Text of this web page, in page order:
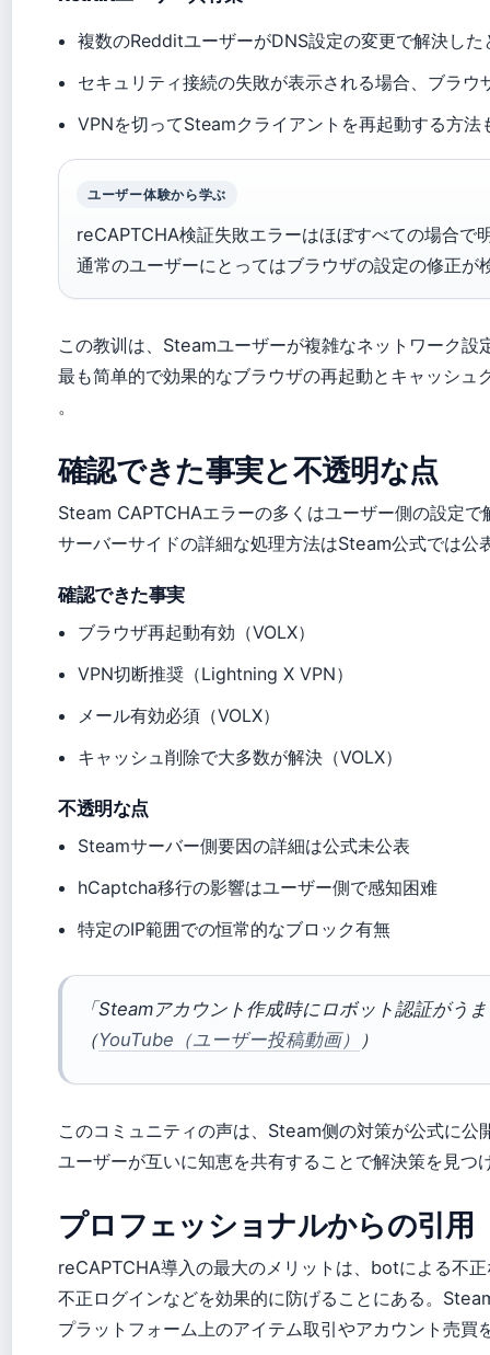
複数のRedditユーザーがDNS設定の変更で解決した
セキュリティ接続の失敗が表示される場合、ブラ
VPNを切ってSteamクライアントを再起動する方法
ユーザー体験から学ぶ
reCAPTCHA検証失敗エラーはほぼすべての場合で
通常のユーザーにとってはブラウザの設定の修正が
この教训は、Steamユーザーが複雑なネットワーク設
最も简单的で効果的なブラウザの再起動とキャッシ
。
確認できた事実と不透明な点
Steam CAPTCHAエラーの多くはユーザー側の設定
サーバーサイドの詳細な処理方法はSteam公式では公
確認できた事実
ブラウザ再起動有効（VOLX）
VPN切断推奨（Lightning X VPN）
メール有効必須（VOLX）
キャッシュ削除で大多数が解決（VOLX）
不透明な点
Steamサーバー側要因の詳細は公式未公表
hCaptcha移行の影響はユーザー側で感知困难
特定のIP範囲での恒常的なブロック有無
「Steamアカウント作成時にロボット認証がう
（YouTube（ユーザー投稿動画） ）
このコミュニティの声は、Steam侧の対策が公式に公
ユーザーが互いに知恵を共有することで解決策を見つ
プロフェッショナルからの引用
reCAPTCHA導入の最大のメリットは、botによる不
不正ログインなどを効果的に防げることにある。
プラットフォーム上のアイテム取引やアカウント売買